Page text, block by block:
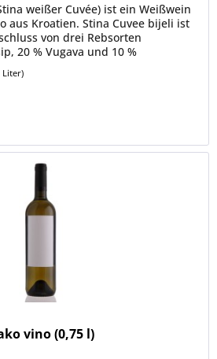
weißer Cuvée) ist ein Weißwein
aus Kroatien. Stina Cuvee bijeli ist
von drei Rebsorten
20 % Vugava und 10 %
Liter)
vino (0,75 l)